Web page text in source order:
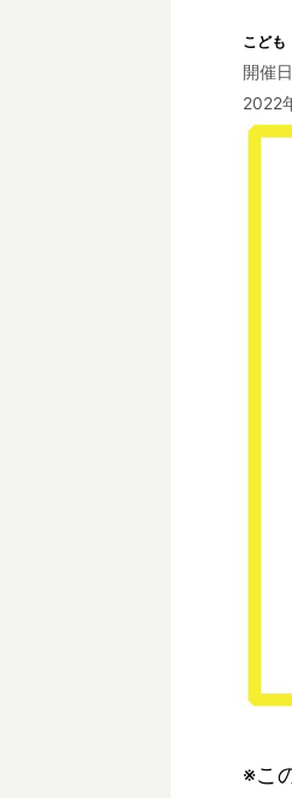
こども
開催日
2022
※こ